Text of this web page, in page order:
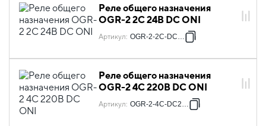
Реле общего назначения
OGR-2 2C 24В DC ONI
Артикул: OGR-2-2C-DC24V
Реле общего назначения
OGR-2 4C 220В DC ONI
Артикул: OGR-2-4C-DC220V